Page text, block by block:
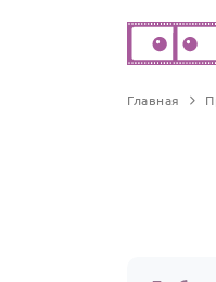
Главная